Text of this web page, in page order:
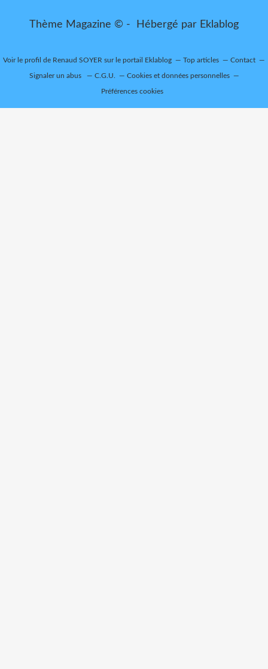
Thème Magazine © - Hébergé par Eklablog
Voir le profil de Renaud SOYER sur le portail Eklablog Top articles Contact
Signaler un abus C.G.U. Cookies et données personnelles
Préférences cookies